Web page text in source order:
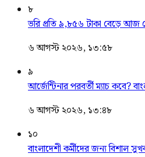
৮
ভরি প্রতি ৯,৮৫৬ টাকা বেড়ে আজ
৬ আগস্ট ২০২৬, ১৩:৫৮
৯
আর্জেন্টিনার পরবর্তী ম্যাচ কবে?
৬ আগস্ট ২০২৬, ১৩:৪৮
১০
বাংলাদেশী কর্মীদের জন্য বিশাল